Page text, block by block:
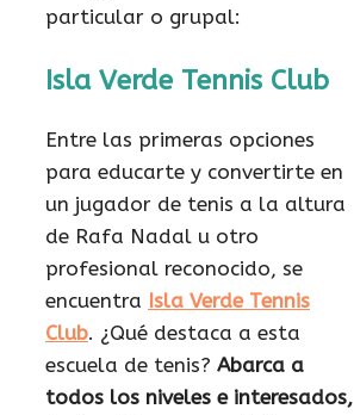
particular o grupal:
Isla Verde Tennis Club
Entre las primeras opciones
para educarte y convertirte en
un jugador de tenis a la altura
de Rafa Nadal u otro
profesional reconocido, se
encuentra Isla Verde Tennis
Club. ¿Qué destaca a esta
escuela de tenis? Abarca a
todos los niveles e interesados,